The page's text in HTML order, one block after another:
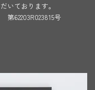
いております。
62203R023815号